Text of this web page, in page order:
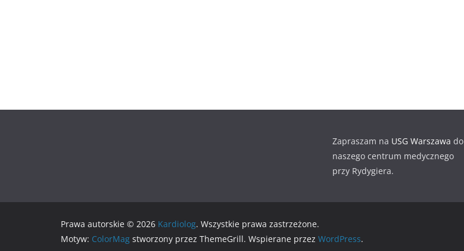
Zapraszam na USG Warszawa do
naszego centrum medycznego
przy Rydygiera.
Prawa autorskie © 2026 Kardiolog. Wszystkie prawa zastrzeżone.
Motyw: ColorMag stworzony przez ThemeGrill. Wspierane przez WordPress.